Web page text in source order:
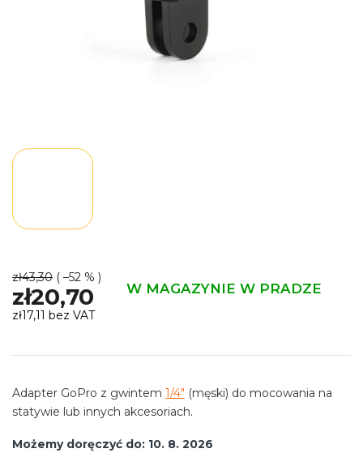
zł43,30 ( –52 % )
zł20,70 W MAGAZYNIE W PRADZE
zł17,11 bez VAT
jednostkowa:
Możemy doręczyć do: 10. 8. 2026
Adapter GoPro z gwintem 1/4" (męski) do mocowania na
statywie lub innych akcesoriach.